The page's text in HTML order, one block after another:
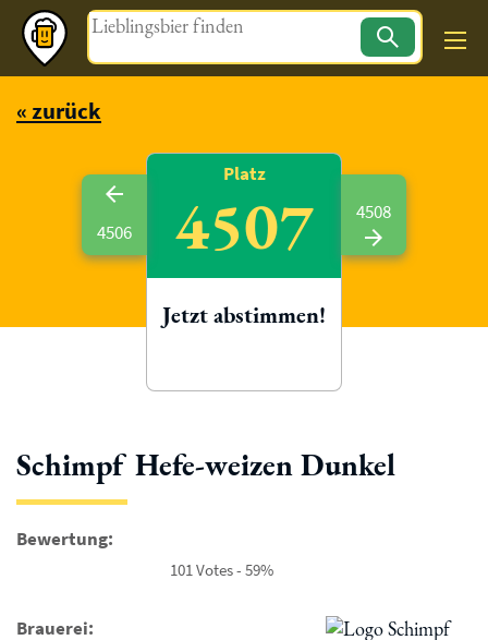
Magazin
« zurück
Schimpf Hefe-weizen Dunkel
Bewertung:
101 Votes - 59%
Brauerei:
4506
Platz
4507
Jetzt abstimmen!
4508